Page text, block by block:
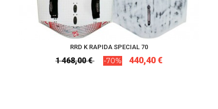
RRD K RAPIDA SPECIAL 70
1 468,00 € -70% 440,40 €